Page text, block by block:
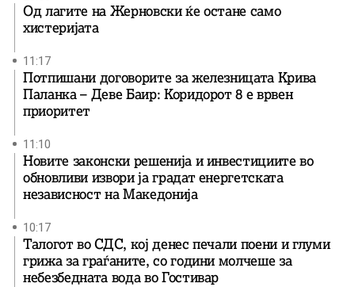
Од лагите на Жерновски ќе остане само
хистеријата
11:17
Потпишани договорите за железницата Крива
Паланка – Деве Баир: Коридорот 8 е врвен
приоритет
11:10
Новите законски решенија и инвестициите во
обновливи извори ја градат енергетската
независност на Македонија
10:17
Талогот во СДС, кој денес печали поени и глуми
грижа за граѓаните, со години молчеше за
небезбедната вода во Гостивар